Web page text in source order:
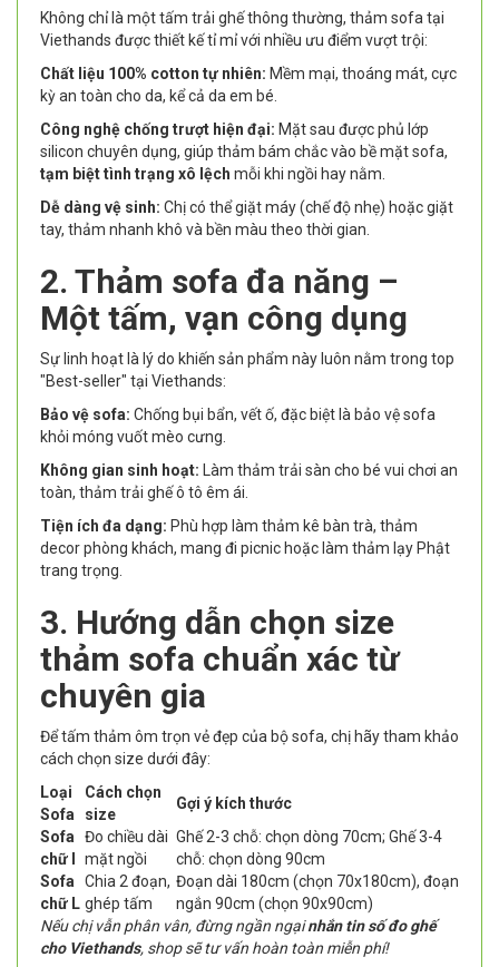
Không chỉ là một tấm trải ghế thông thường, thảm sofa tại
Viethands được thiết kế tỉ mỉ với nhiều ưu điểm vượt trội:
Chất liệu 100% cotton tự nhiên: Mềm mại, thoáng mát, cực
kỳ an toàn cho da, kể cả da em bé.
Công nghệ chống trượt hiện đại: Mặt sau được phủ lớp
silicon chuyên dụng, giúp thảm bám chắc vào bề mặt sofa,
tạm biệt tình trạng xô lệch mỗi khi ngồi hay nằm.
Dễ dàng vệ sinh: Chị có thể giặt máy (chế độ nhẹ) hoặc giặt
tay, thảm nhanh khô và bền màu theo thời gian.
2. Thảm sofa đa năng –
Một tấm, vạn công dụng
Sự linh hoạt là lý do khiến sản phẩm này luôn nằm trong top
"Best-seller" tại Viethands:
Bảo vệ sofa: Chống bụi bẩn, vết ố, đặc biệt là bảo vệ sofa
khỏi móng vuốt mèo cưng.
Không gian sinh hoạt: Làm thảm trải sàn cho bé vui chơi an
toàn, thảm trải ghế ô tô êm ái.
Tiện ích đa dạng: Phù hợp làm thảm kê bàn trà, thảm
decor phòng khách, mang đi picnic hoặc làm thảm lạy Phật
trang trọng.
3. Hướng dẫn chọn size
thảm sofa chuẩn xác từ
chuyên gia
Để tấm thảm ôm trọn vẻ đẹp của bộ sofa, chị hãy tham khảo
cách chọn size dưới đây:
Loại
Sofa
Cách chọn
size
Gợi ý kích thước
Sofa
chữ I
Đo chiều dài
mặt ngồi
Ghế 2-3 chỗ: chọn dòng 70cm; Ghế 3-4
chỗ: chọn dòng 90cm
Sofa
chữ L
Chia 2 đoạn,
ghép tấm
Đoạn dài 180cm (chọn 70x180cm), đoạn
ngắn 90cm (chọn 90x90cm)
Nếu chị vẫn phân vân, đừng ngần ngạinhắn tin số đo ghế
cho Viethands, shop sẽ tư vấn hoàn toàn miễn phí!